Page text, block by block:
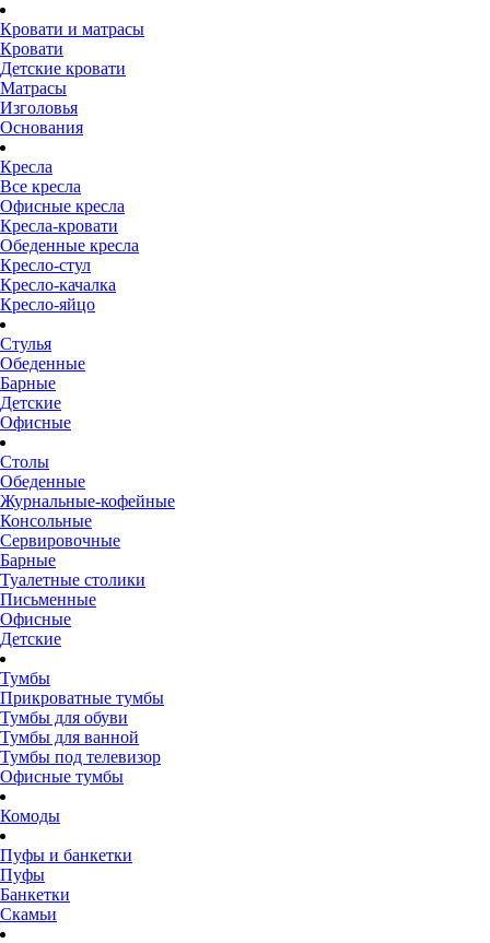
Кровати и матрасы
Кровати
Детские кровати
Матрасы
Изголовья
Основания
Кресла
Все кресла
Офисные кресла
Кресла-кровати
Обеденные кресла
Кресло-стул
Кресло-качалка
Кресло-яйцо
Стулья
Обеденные
Барные
Детские
Офисные
Столы
Обеденные
Журнальные-кофейные
Консольные
Сервировочные
Барные
Туалетные столики
Письменные
Офисные
Детские
Тумбы
Прикроватные тумбы
Тумбы для обуви
Тумбы для ванной
Тумбы под телевизор
Офисные тумбы
Комоды
Пуфы и банкетки
Пуфы
Банкетки
Скамьи